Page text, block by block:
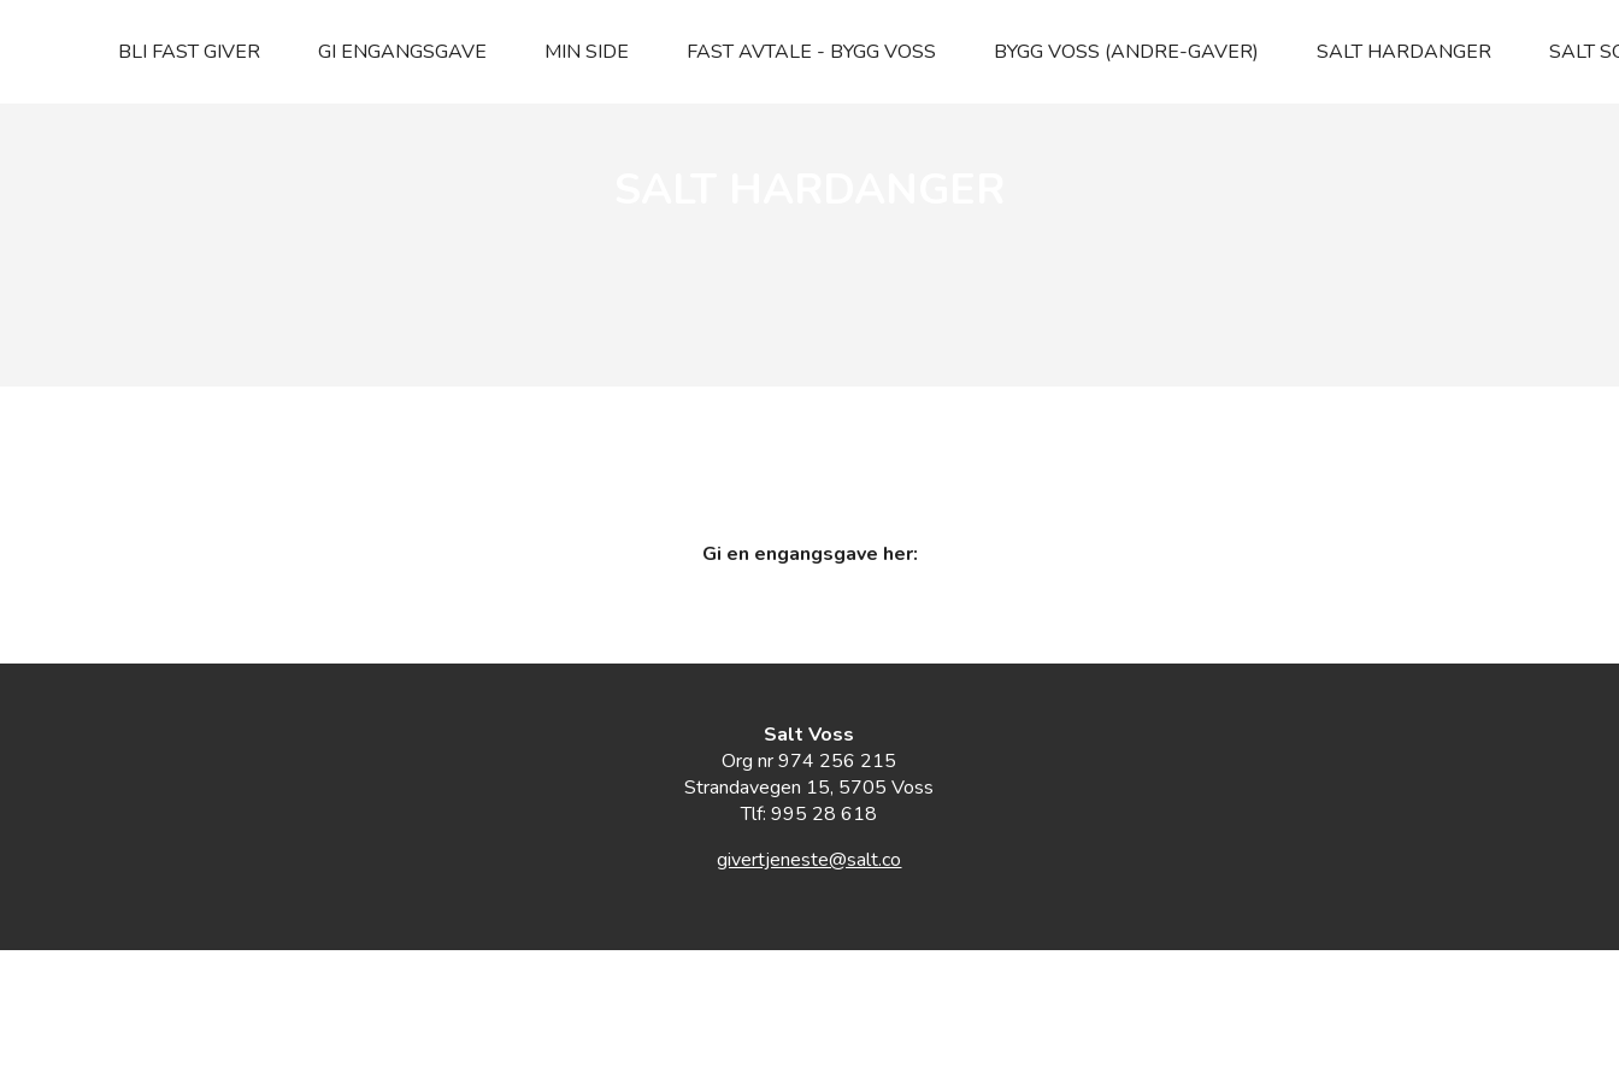
BLI FAST GIVER GI ENGANGSGAVE MIN SIDE FAST AVTALE - BYGG VOSS BYGG VOSS (ANDRE-GAVER) SALT HARDANGER SALT
Gi en engangsgave her:
Salt Voss
Org nr 974 256 215
Strandavegen 15, 5705 Voss
Tlf: 995 28 618
givertjeneste@salt.co